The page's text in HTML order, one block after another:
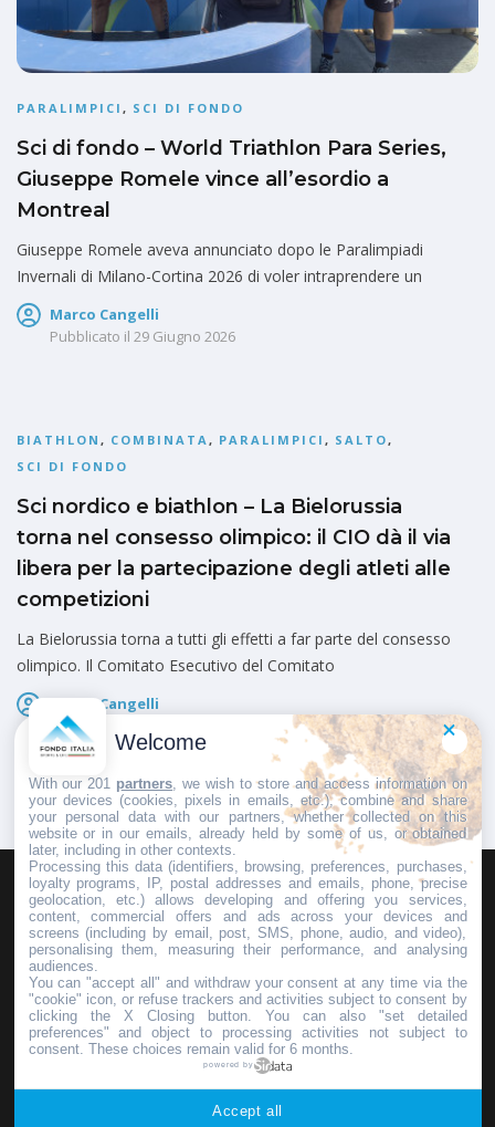
PARALIMPICI , SCI DI FONDO
Sci di fondo – World Triathlon Para Series,
Giuseppe Romele vince all’esordio a
Montreal
Giuseppe Romele aveva annunciato dopo le Paralimpiadi
Invernali di Milano-Cortina 2026 di voler intraprendere un
Marco Cangelli
Pubblicato il 29 Giugno 2026
BIATHLON , COMBINATA , PARALIMPICI , SALTO,
SCI DI FONDO
Sci nordico e biathlon – La Bielorussia
torna nel consesso olimpico: il CIO dà il via
libera per la partecipazione degli atleti alle
competizioni
La Bielorussia torna a tutti gli effetti a far parte del consesso
olimpico. Il Comitato Esecutivo del Comitato
Marco Cangelli
Pubblicato il
HOMEPAGEREDAZIONEINVIA UN COMUNICATO STAMPA
PUBBLICITÀSCRIVI AL DIRETTORE
Copyright © 2016 - 2025 ASD Fondo Italia - Partita Iva: IT 03855110049
Welcome
With our 201 partners , we wish to store and access information on
your devices (cookies, pixels in emails, etc.), combine and share
your personal data with our partners, whether collected on this
website or in our emails, already held by some of us, or obtained
later, including in other contexts.
Processing this data (identifiers, browsing, preferences, purchases,
loyalty programs, IP, postal addresses and emails, phone, precise
geolocation, etc.) allows developing and offering you services,
content, commercial offers and ads across your devices and
screens (including by email, post, SMS, phone, audio, and video),
personalising them, measuring their performance, and analysing
audiences.
You can "accept all" and withdraw your consent at any time via the
"cookie" icon, or refuse trackers and activities subject to consent by
clicking the X Closing button. You can also "set detailed
preferences" and object to processing activities not subject to
consent. These choices remain valid for 6 months.
powered by
Accept all